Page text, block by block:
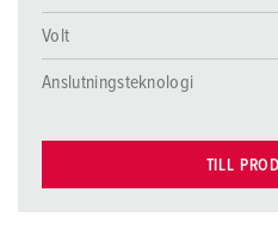
Volt
Anslutningsteknologi
TILL